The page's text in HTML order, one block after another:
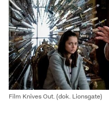
Film Knives Out. (dok. Lionsgate)